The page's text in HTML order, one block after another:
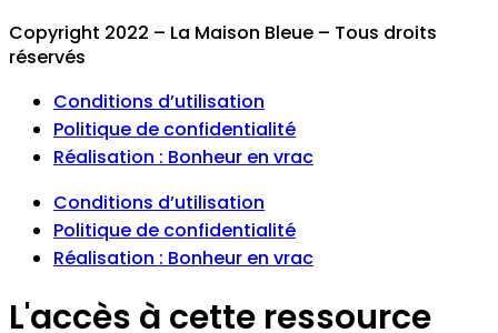
Copyright 2022 – La Maison Bleue – Tous droits
réservés
Conditions d’utilisation
Politique de confidentialité
Réalisation : Bonheur en vrac
Conditions d’utilisation
Politique de confidentialité
Réalisation : Bonheur en vrac
L'accès à cette ressource